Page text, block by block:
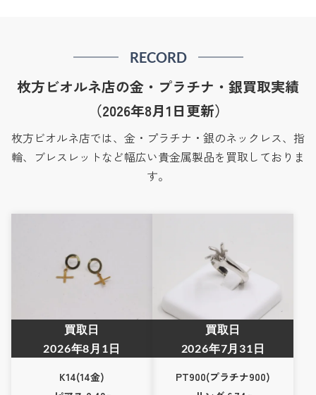
RECORD
枚方ビオルネ店の金・プラチナ・銀買取実績
（2026年8月1日更新）
枚方ビオルネ店では、金・プラチナ・銀のネックレス、指
輪、ブレスレットなど幅広い貴金属製品を買取しておりま
す。
買取日
2026年8月1日
K14(14金)
買取日
2026年7月31日
PT900(プラチナ900)